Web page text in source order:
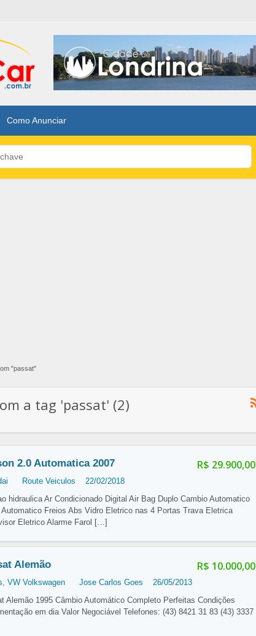
Como Anunciar
"passat"
a tag 'passat' (2)
R$ 29.900,00
2.0 Automatica 2007
Route Veiculos
22/02/2018
hidraulica Ar Condicionado Digital Air Bag Duplo Cambio Automatico
Automatico Freios Abs Vidro Eletrico nas 4 Portas Trava Eletrica
Eletrico Alarme Farol […]
R$ 10.000,00
Alemão
, VW Volkswagen Jose Carlos Goes
26/05/2013
Alemão 1995 Câmbio Automático Completo Perfeitas Condições
em dia Valor Negociável Telefones: (43) 8421 31 83 (43) 3337